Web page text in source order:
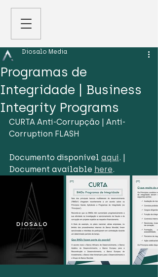
Programas de
Integridade | Business
Integrity Programs
Diosalo Media
CURTA Anti-Corrupção | Anti-
Corruption FLASH
Documento disponível aqui. |
Document available here.